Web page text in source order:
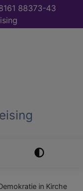
88373-43
in Kirche